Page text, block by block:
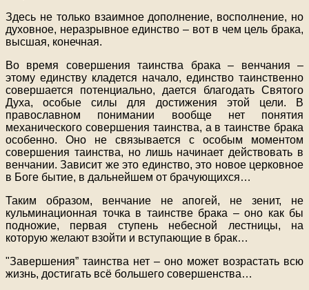
Здесь не только взаимное дополнение, восполнение, но
духовное, неразрывное единство – вот в чем цель брака,
высшая, конечная.
Во время совершения таинства брака – венчания –
этому единству кладется начало, единство таинственно
совершается потенциально, дается благодать Святого
Духа, особые силы для достижения этой цели. В
православном понимании вообще нет понятия
механического совершения таинства, а в таинстве брака
особенно. Оно не связывается с особым моментом
совершения таинства, но лишь начинает действовать в
венчании. Зависит же это единство, это новое церковное
в Боге бытие, в дальнейшем от брачующихся…
Таким образом, венчание не апогей, не зенит, не
кульминационная точка в таинстве брака – оно как бы
подножие, первая ступень небесной лестницы, на
которую желают взойти и вступающие в брак…
"Завершения” таинства нет – оно может возрастать всю
жизнь, достигать всё большего совершенства…